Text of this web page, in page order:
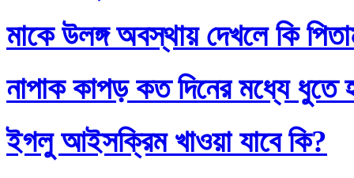
মাকে উলঙ্গ অবস্থায় দেখলে কি
নাপাক কাপড় কত দিনের মধ্যে ধুতে
ইগলু আইসক্রিম খাওয়া যাবে কি?